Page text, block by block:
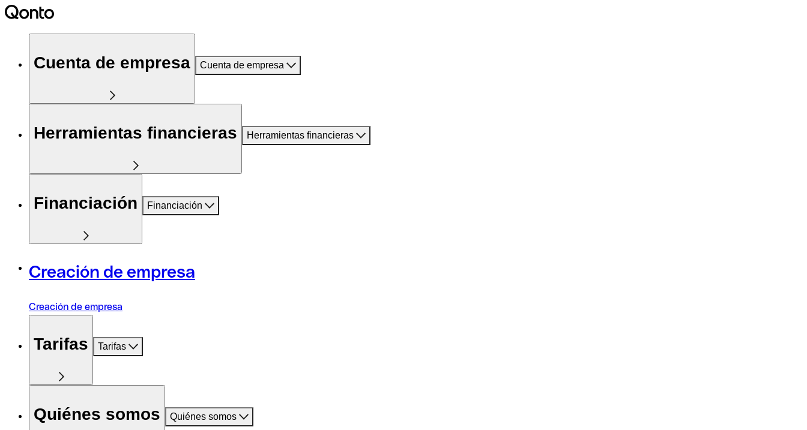
Cuenta de empresa Cuenta de empresa
Herramientas financieras Herramientas financieras
Financiación Financiación
Creación de empresa
Creación de empresa
Tarifas Tarifas
Quiénes somos Quiénes somos